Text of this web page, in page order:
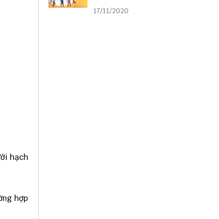
hạch
hợp
liên kết
17/11/2020